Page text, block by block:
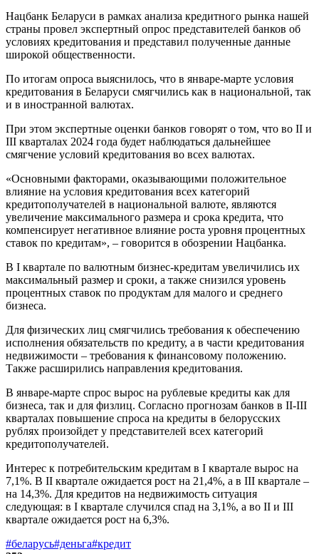
Нацбанк Беларуси в рамках анализа кредитного рынка нашей
страны провел экспертный опрос представителей банков об
условиях кредитования и представил полученные данные
широкой общественности.
По итогам опроса выяснилось, что в январе-марте условия
кредитования в Беларуси смягчились как в национальной, так
и в иностранной валютах.
При этом экспертные оценки банков говорят о том, что во II и
III кварталах 2024 года будет наблюдаться дальнейшее
смягчение условий кредитования во всех валютах.
«Основными факторами, оказывающими положительное
влияние на условия кредитования всех категорий
кредитополучателей в национальной валюте, являются
увеличение максимального размера и срока кредита, что
компенсирует негативное влияние роста уровня процентных
ставок по кредитам», – говорится в обозрении Нацбанка.
В I квартале по валютным бизнес-кредитам увеличились их
максимальный размер и сроки, а также снизился уровень
процентных ставок по продуктам для малого и среднего
бизнеса.
Для физических лиц смягчились требования к обеспечению
исполнения обязательств по кредиту, а в части кредитования
недвижимости – требования к финансовому положению.
Также расширились направления кредитования.
В январе-марте спрос вырос на рублевые кредиты как для
бизнеса, так и для физлиц. Согласно прогнозам банков в II-III
кварталах повышение спроса на кредиты в белорусских
рублях произойдет у представителей всех категорий
кредитополучателей.
Интерес к потребительским кредитам в I квартале вырос на
7,1%. В II квартале ожидается рост на 21,4%, а в III квартале –
на 14,3%. Для кредитов на недвижимость ситуация
следующая: в I квартале случился спад на 3,1%, а во II и III
квартале ожидается рост на 6,3%.
#беларусь#деньга#кредит